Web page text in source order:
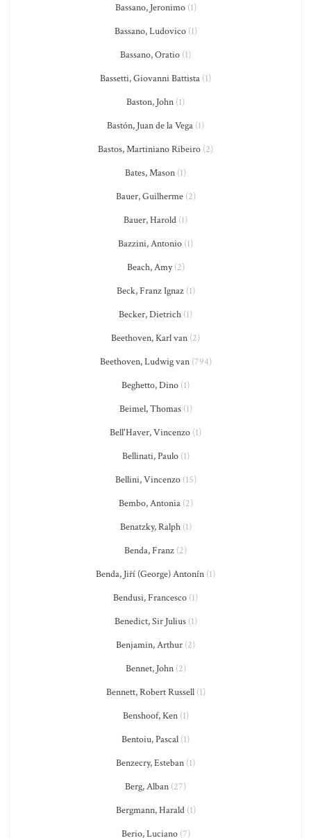
Bassano, Jeronimo(1)
Bassano, Ludovico(1)
Bassano, Oratio (1)
Bassetti, Giovanni Battista (1)
Baston, John (1)
Bastón, Juan de la Vega (1)
Bastos, Martiniano Ribeiro (2)
Bates, Mason (1)
Bauer, Guilherme(2)
Bauer, Harold (1)
Bazzini, Antonio (1)
Beach, Amy(2)
Beck, Franz Ignaz(1)
Becker, Dietrich (1)
Beethoven, Karl van (2)
Beethoven, Ludwig van(794)
Beghetto, Dino (1)
Beimel, Thomas(1)
Bell'Haver, Vincenzo (1)
Bellinati, Paulo(1)
Bellini, Vincenzo(15)
Bembo, Antonia(2)
Benatzky, Ralph(1)
Benda, Franz (2)
Benda, Jiří (George) Antonín (1)
Bendusi, Francesco (1)
Benedict, Sir Julius(1)
Benjamin, Arthur (2)
Bennet, John(2)
Bennett, Robert Russell(1)
Benshoof, Ken(1)
Bentoiu, Pascal (1)
Benzecry, Esteban (1)
Berg, Alban (27)
Bergmann, Harald(1)
Berio, Luciano(7)